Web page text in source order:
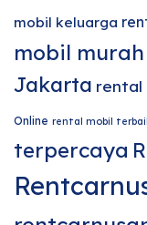
mobil keluarga
mobil murah
Jakarta rental
Online rental mobil
terpercaya